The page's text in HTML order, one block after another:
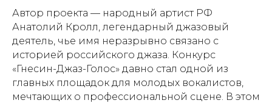
Автор проекта — народный артист РФ
Анатолий Кролл, легендарный джазовый
деятель, чье имя неразрывно связано с
историей российского джаза. Конкурс
«Гнесин-Джаз-Голос» давно стал одной из
главных площадок для молодых вокалистов,
мечтающих о профессиональной сцене. В этом